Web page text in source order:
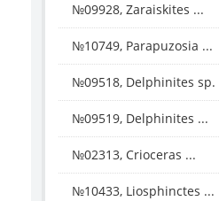
№09928, Zaraiskites ...
№10749, Parapuzosia ...
№09518, Delphinites sp.
№09519, Delphinites ...
№02313, Crioceras ...
№10433, Liosphinctes ...